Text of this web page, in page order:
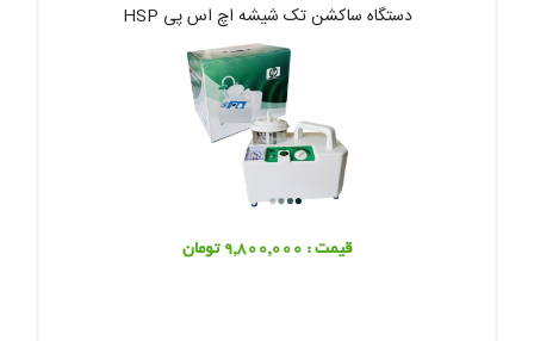
دستگاه ساکشن تک شیشه اچ اس پی HSP
قیمت : 9,800,000 تومان